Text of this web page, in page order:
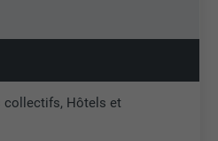
collectifs, Hôtels et